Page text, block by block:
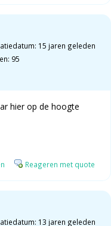
15 jaren geleden
95
hier op de hoogte
Reageren met quote
13 jaren geleden